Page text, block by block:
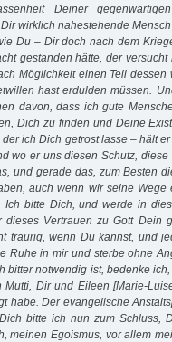
Deiner
wirklich nahestehende
Du – Dir doch nach dem
gestanden hätte, der
Möglichkeit einen Teil dessen
hast er­dulden müssen.
davon, dass ich gute
Dich zu finden und Deine
ich Dich getrost lasse – hält
wo er uns diesen Schutz,
und gerade das, zum Besten
auch wenn wir seine Wege
bitte Dich, und werde in
Vertrauen zu Gott Dein
traurig, wenn Du kannst, und
Ruhe in mir und sterbe ohne
bitter notwendig ist, bedenke
Dir und Eileen [Marie-
habe. Der evangelische
bitte ich nun zum Schluss,
meinen Egoismus, vor allem